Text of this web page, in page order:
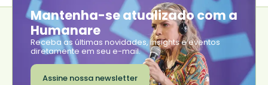
Mantenha-se atualizado com a
Humanare
Receba as últimas novidades, insights e eventos
diretamente em seu e-mail.
Assine nossa newsletter